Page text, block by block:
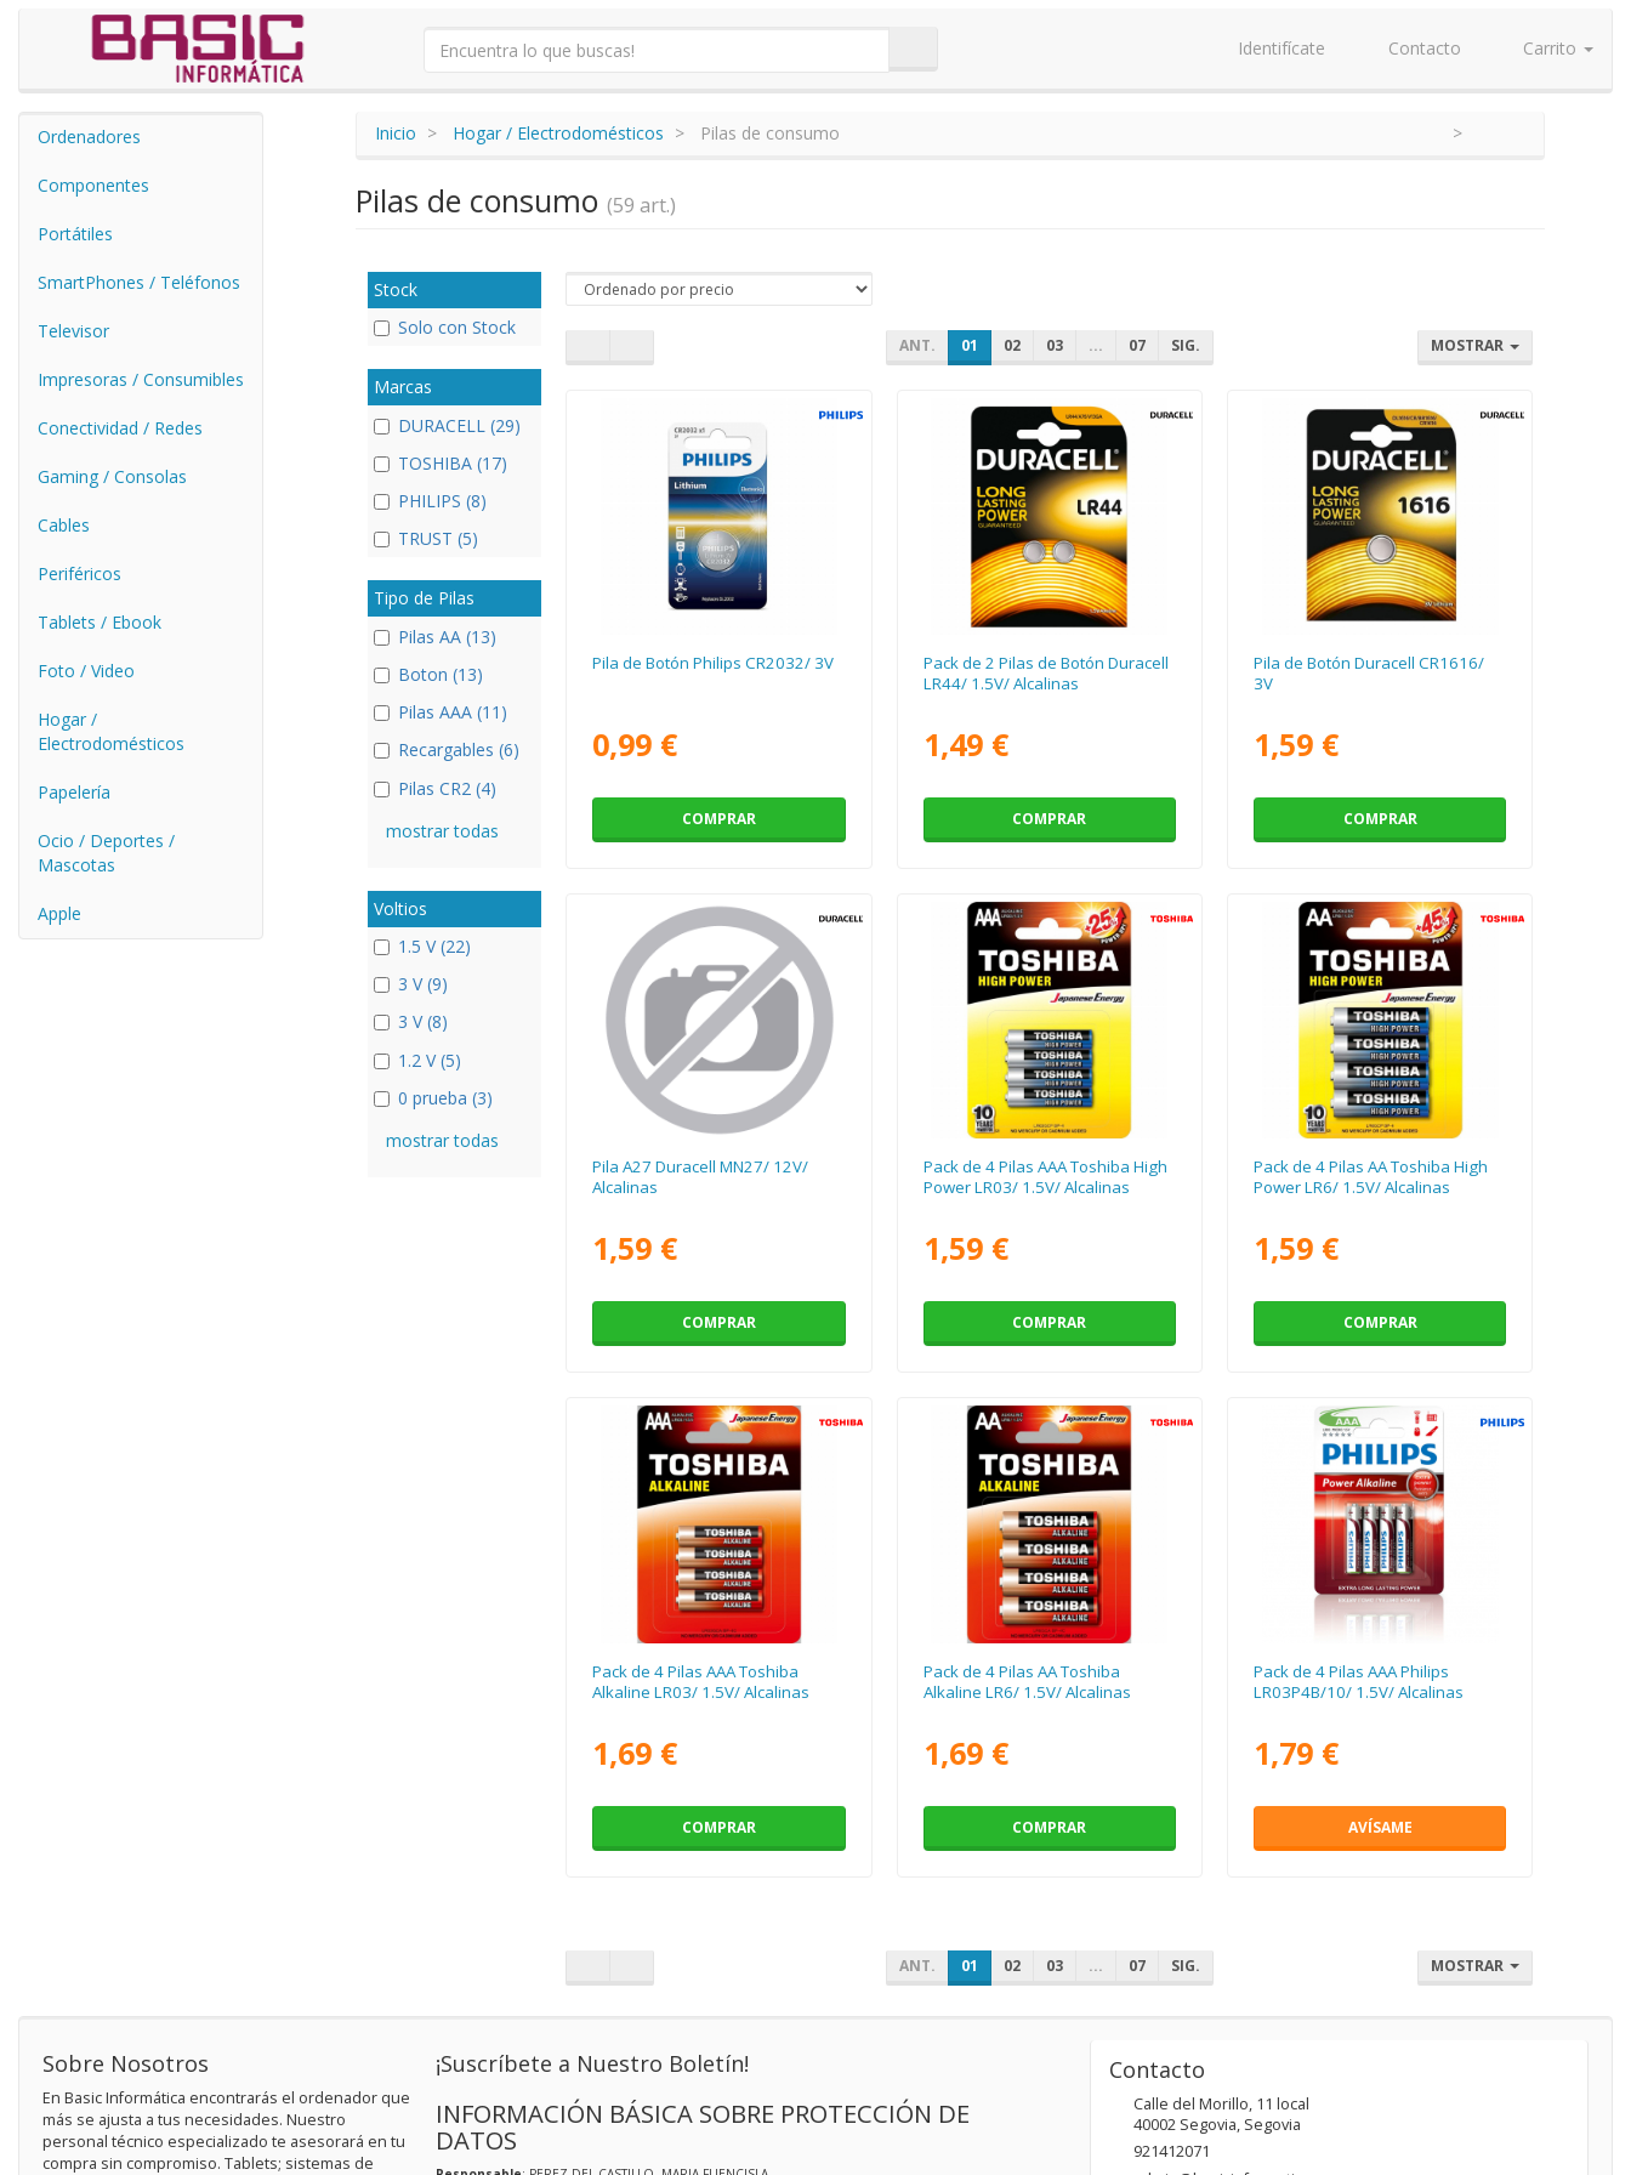
Identifícate Contacto Carrito
Ordenadores
Componentes
Portátiles
SmartPhones / Teléfonos
Televisor
Impresoras / Consumibles
Conectividad / Redes
Gaming / Consolas
Cables
Periféricos
Tablets / Ebook
Foto / Video
Hogar /
Electrodomésticos
Papelería
Ocio / Deportes /
Mascotas
Apple
Inicio Hogar / Electrodomésticos Pilas de consumo
Pilas de consumo (59 art.)
Stock
Solo con Stock
Marcas
DURACELL (29)
TOSHIBA (17)
PHILIPS (8)
TRUST (5)
Tipo de Pilas
Pilas AA (13)
Boton (13)
Pilas AAA (11)
Recargables (6)
Pilas CR2 (4)
mostrar todas
Voltios
1.5 V (22)
3 V (9)
3 V (8)
1.2 V (5)
0 prueba (3)
mostrar todas
ANT. 01 02 03 ... 07 SIG. MOSTRAR
Pila de Botón Philips CR2032/ 3V
0,99 €
COMPRAR
Pack de 2 Pilas de Botón Duracell
LR44/ 1.5V/ Alcalinas
1,49 €
COMPRAR
Pila de Botón Duracell CR1616/
3V
1,59 €
COMPRAR
Pila A27 Duracell MN27/ 12V/
Alcalinas
1,59 €
COMPRAR
Pack de 4 Pilas AAA Toshiba High
Power LR03/ 1.5V/ Alcalinas
1,59 €
COMPRAR
Pack de 4 Pilas AA Toshiba High
Power LR6/ 1.5V/ Alcalinas
1,59 €
COMPRAR
Pack de 4 Pilas AAA Toshiba
Alkaline LR03/ 1.5V/ Alcalinas
1,69 €
COMPRAR
Pack de 4 Pilas AA Toshiba
Alkaline LR6/ 1.5V/ Alcalinas
1,69 €
COMPRAR
Pack de 4 Pilas AAA Philips
LR03P4B/10/ 1.5V/ Alcalinas
1,79 €
AVÍSAME
ANT. 01 02 03 ... 07 SIG. MOSTRAR
Sobre Nosotros
En Basic Informática encontrarás el ordenador que
más se ajusta a tus necesidades. Nuestro
personal técnico especializado te asesorará en tu
compra sin compromiso. Tablets; sistemas de
¡Suscríbete a Nuestro Boletín!
INFORMACIÓN BÁSICA SOBRE PROTECCIÓN DE
DATOS
Contacto
Calle del Morillo, 11 local
40002 Segovia, Segovia
921412071